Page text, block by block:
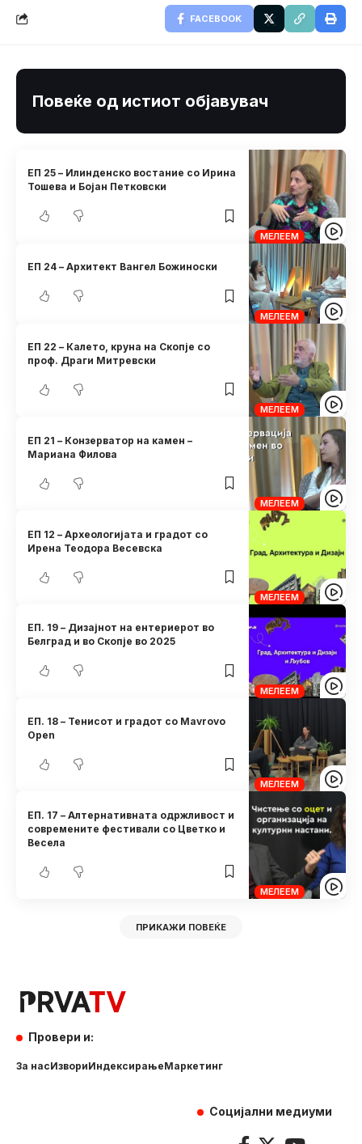
FACEBOOK
Повеќе од истиот објавувач
МЕЛЕЕМ
ЕП 25 – Илинденско востание со Ирина
Тошева и Бојан Петковски
МЕЛЕЕМ
ЕП 24 – Архитект Вангел Божиноски
МЕЛЕЕМ
ЕП 22 – Калето, круна на Скопје со
проф. Драги Митревски
МЕЛЕЕМ
ЕП 21 – Конзерватор на камен –
Мариана Филова
МЕЛЕЕМ
ЕП 12 – Археологијата и градот со
Ирена Теодора Весевска
МЕЛЕЕМ
ЕП. 19 – Дизајнот на ентериерот во
Белград и во Скопје во 2025
МЕЛЕЕМ
ЕП. 18 – Тенисот и градот со Mavrovo
Open
МЕЛЕЕМ
ЕП. 17 – Алтернативната одржливост и
современите фестивали со Цветко и
Весела
ПРИКАЖИ ПОВЕЌЕ
Провери и:
За насИзвориИндексирањеМаркетинг
Социјални медиуми